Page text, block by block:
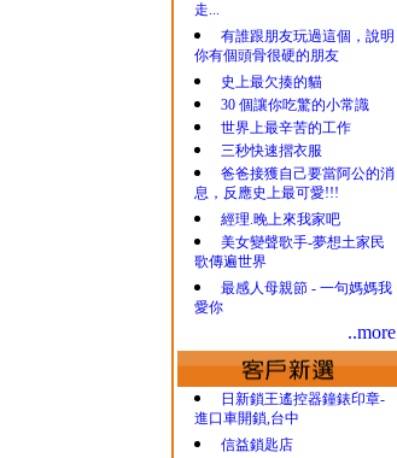
走...
有誰跟朋友玩過這個，說明
你有個頭骨很硬的朋友
史上最欠揍的貓
30 個讓你吃驚的小常識
世界上最辛苦的工作
三秒快速摺衣服
爸爸接獲自己要當阿公的消
息，反應史上最可愛!!!
經理.晚上來我家吧
美女變聲歌手-夢想土家民
歌傳遍世界
最感人母親節 - 一句媽媽我
愛你
..more
日新鎖王遙控器鐘錶印章-
進口車開鎖,台中
信益鎖匙店